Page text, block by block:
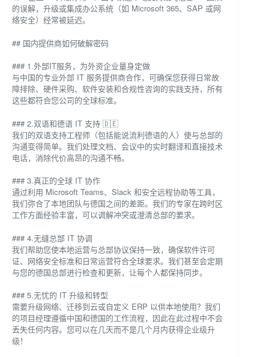
的误解，升级或集成办公系统（如 Microsoft 365、SAP 或网
络安全）经常被延迟。
## 国内提供商如何破解密码
### 1.外部IT服务，为外资企业量身定做
与中国的专业外部 IT 服务提供商合作，可确保您获得日常故
障排除、硬件采购、软件安装和合规性咨询的实践支持，所有
这些都符合您公司的全球标准。
### 2.双语和德语 IT 支持 🇩🇪
我们的双语支持工程师（包括能说流利德语的人）使与总部的
沟通变得简单。我们处理文档、会议中的实时翻译和直接技术
电话，消除代价高昂的沟通不畅。
### 3.真正的全球 IT 协作
通过利用 Microsoft Teams、Slack 和安全远程协助等工具，
我们弥合了本地团队与德国之间的差距。我们的专家在跨时区
工作方面经验丰富，可以调解冲突或澄清总部的要求。
### 4.无缝总部 IT 协调
我们帮助您使本地运营与总部协议保持一致，确保软件许可
证、网络安全标准和日常运营符合全球要求。我们甚至会定期
与您的德国总部进行检查和更新，让每个人都保持同步。
### 5.无忧的 IT 升级和转型
需要升级网络、迁移到云或自定义 ERP 以供本地使用？我们
的项目经理遵循中国和德国的工作流程，因此在此过程中不会
丢失任何内容。您可以在几天而不是几个月内获得企业级升
级！